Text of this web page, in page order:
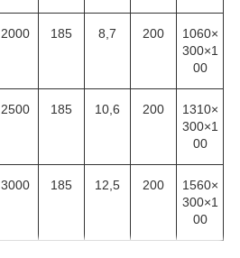
2000 185 8,7 200
1060×
300×1
00
2500 185 10,6 200
1310×
300×1
00
3000 185 12,5 200
1560×
300×1
00